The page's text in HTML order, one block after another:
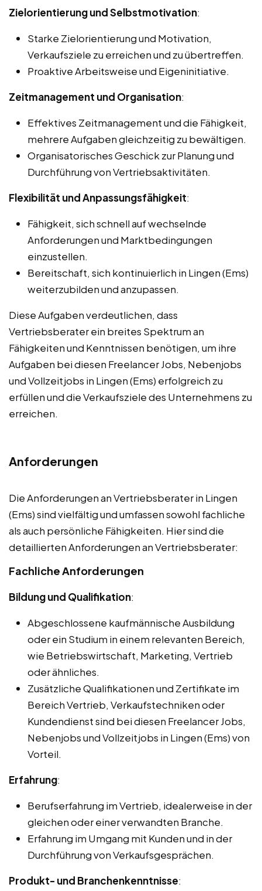
Zielorientierung und Selbstmotivation:
Starke Zielorientierung und Motivation,
Verkaufsziele zu erreichen und zu übertreffen.
Proaktive Arbeitsweise und Eigeninitiative.
Zeitmanagement und Organisation:
Effektives Zeitmanagement und die Fähigkeit,
mehrere Aufgaben gleichzeitig zu bewältigen.
Organisatorisches Geschick zur Planung und
Durchführung von Vertriebsaktivitäten.
Flexibilität und Anpassungsfähigkeit:
Fähigkeit, sich schnell auf wechselnde
Anforderungen und Marktbedingungen
einzustellen.
Bereitschaft, sich kontinuierlich in Lingen (Ems)
weiterzubilden und anzupassen.
Diese Aufgaben verdeutlichen, dass
Vertriebsberater ein breites Spektrum an
Fähigkeiten und Kenntnissen benötigen, um ihre
Aufgaben bei diesen Freelancer Jobs, Nebenjobs
und Vollzeitjobs in Lingen (Ems) erfolgreich zu
erfüllen und die Verkaufsziele des Unternehmens zu
erreichen.
Anforderungen
Die Anforderungen an Vertriebsberater in Lingen
(Ems) sind vielfältig und umfassen sowohl fachliche
als auch persönliche Fähigkeiten. Hier sind die
detaillierten Anforderungen an Vertriebsberater:
Fachliche Anforderungen
Bildung und Qualifikation:
Abgeschlossene kaufmännische Ausbildung
oder ein Studium in einem relevanten Bereich,
wie Betriebswirtschaft, Marketing, Vertrieb
oder ähnliches.
Zusätzliche Qualifikationen und Zertifikate im
Bereich Vertrieb, Verkaufstechniken oder
Kundendienst sind bei diesen Freelancer Jobs,
Nebenjobs und Vollzeitjobs in Lingen (Ems) von
Vorteil.
Erfahrung:
Berufserfahrung im Vertrieb, idealerweise in der
gleichen oder einer verwandten Branche.
Erfahrung im Umgang mit Kunden und in der
Durchführung von Verkaufsgesprächen.
Produkt- und Branchenkenntnisse: